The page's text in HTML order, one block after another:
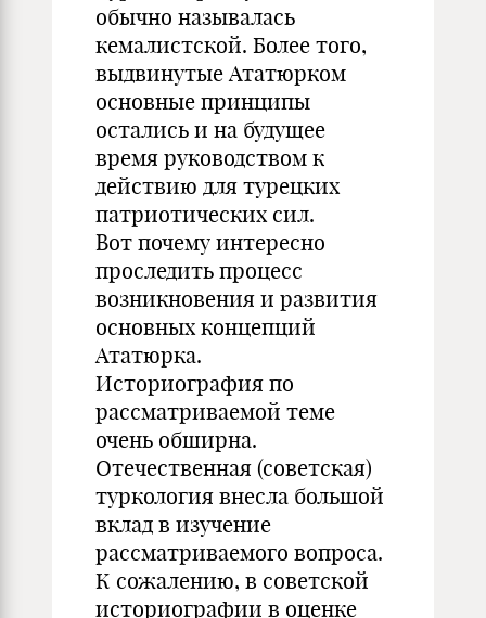
обычно называлась
кемалистской. Более того,
выдвинутые Ататюрком
основные принципы
остались и на будущее
время руководством к
действию для турецких
патриотических сил.
Вот почему интересно
проследить процесс
возникновения и развития
основных концепций
Ататюрка.
Историография по
рассматриваемой теме
очень обширна.
Отечественная (советская)
туркология внесла большой
вклад в изучение
рассматриваемого вопроса.
К сожалению, в советской
историографии в оценке